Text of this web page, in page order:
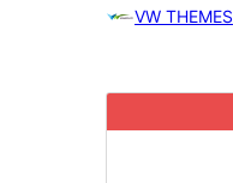
VW THEMES